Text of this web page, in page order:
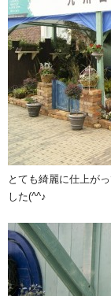
とても綺麗に仕上が
した(^^♪